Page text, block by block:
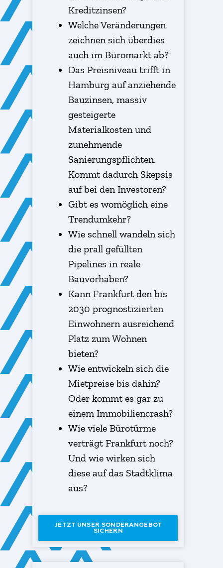
Kreditzinsen?
Welche Veränderungen
zeichnen sich überdies
auch im Büromarkt ab?
Das Preisniveau trifft in
Hamburg auf anziehende
Bauzinsen, massiv
gesteigerte
Materialkosten und
zunehmende
Sanierungspflichten.
Kommt dadurch Skepsis
auf bei den Investoren?
Gibt es womöglich eine
Trendumkehr?
Wie schnell wandeln sich
die prall gefüllten
Pipelines in reale
Bauvorhaben?
Kann Frankfurt den bis
2030 prognostizierten
Einwohnern ausreichend
Platz zum Wohnen
bieten?
Wie entwickeln sich die
Mietpreise bis dahin?
Oder kommt es gar zu
einem Immobiliencrash?
Wie viele Bürotürme
verträgt Frankfurt noch?
Und wie wirken sich
diese auf das Stadtklima
aus?
JETZT UNSER SONDERANGEBOT
SICHERN